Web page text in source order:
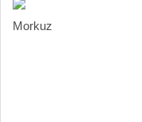
Morkuz